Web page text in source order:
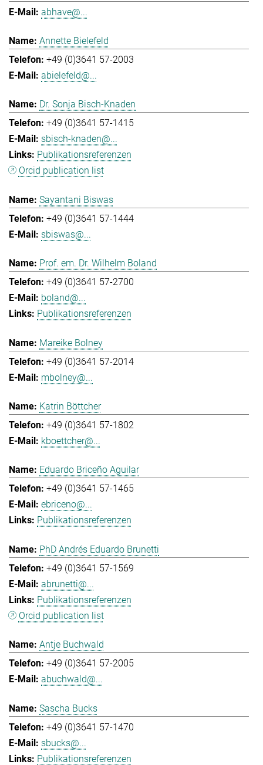
abhave@...
Annette Bielefeld
+49 (0)3641 57-2003
abielefeld@...
Dr. Sonja Bisch-Knaden
+49 (0)3641 57-1415
sbisch-knaden@...
Publikationsreferenzen
Orcid publication list
Sayantani Biswas
+49 (0)3641 57-1444
sbiswas@...
Prof. em. Dr. Wilhelm Boland
+49 (0)3641 57-2700
boland@...
Publikationsreferenzen
Mareike Bolney
+49 (0)3641 57-2014
mbolney@...
Katrin Böttcher
+49 (0)3641 57-1802
kboettcher@...
Eduardo Briceño Aguilar
+49 (0)3641 57-1465
ebriceno@...
Publikationsreferenzen
PhD Andrés Eduardo Brunetti
+49 (0)3641 57-1569
abrunetti@...
Publikationsreferenzen
Orcid publication list
Antje Buchwald
+49 (0)3641 57-2005
abuchwald@...
Sascha Bucks
+49 (0)3641 57-1470
sbucks@...
Publikationsreferenzen